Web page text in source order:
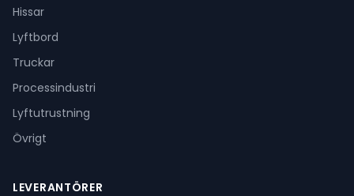
Hissar
Lyftbord
Truckar
Processindustri
Lyftutrustning
Övrigt
LEVERANTÖRER